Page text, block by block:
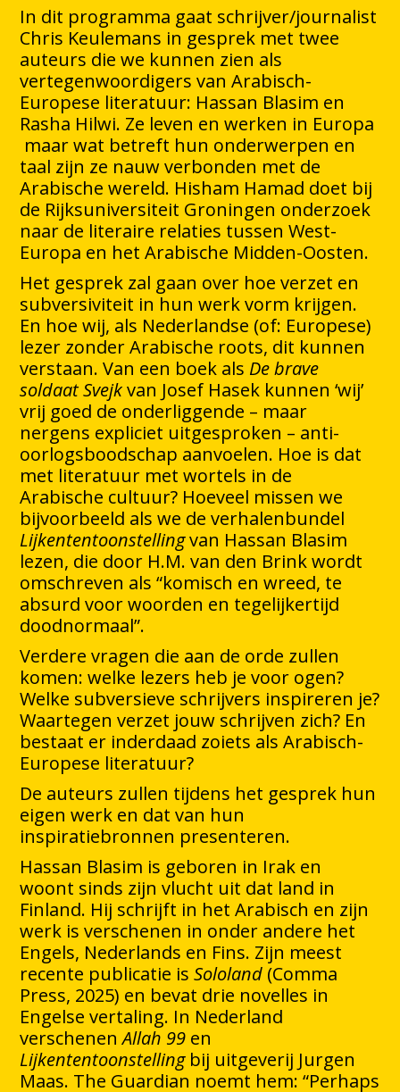
In dit programma gaat schrijver/journalist
Chris Keulemans in gesprek met twee
auteurs die we kunnen zien als
vertegenwoordigers van Arabisch-
Europese literatuur: Hassan Blasim en
Rasha Hilwi. Ze leven en werken in Europa
maar wat betreft hun onderwerpen en
taal zijn ze nauw verbonden met de
Arabische wereld. Hisham Hamad doet bij
de Rijksuniversiteit Groningen onderzoek
naar de literaire relaties tussen West-
Europa en het Arabische Midden-Oosten.
Het gesprek zal gaan over hoe verzet en
subversiviteit in hun werk vorm krijgen.
En hoe wij, als Nederlandse (of: Europese)
lezer zonder Arabische roots, dit kunnen
verstaan. Van een boek als De brave
soldaat Svejkvan Josef Hasek kunnen ‘wij’
vrij goed de onderliggende – maar
nergens expliciet uitgesproken – anti-
oorlogsboodschap aanvoelen. Hoe is dat
met literatuur met wortels in de
Arabische cultuur? Hoeveel missen we
bijvoorbeeld als we de verhalenbundel
Lijkententoonstellingvan Hassan Blasim
lezen, die door H.M. van den Brink wordt
omschreven als “komisch en wreed, te
absurd voor woorden en tegelijkertijd
doodnormaal”.
Verdere vragen die aan de orde zullen
komen: welke lezers heb je voor ogen?
Welke subversieve schrijvers inspireren je?
Waartegen verzet jouw schrijven zich? En
bestaat er inderdaad zoiets als Arabisch-
Europese literatuur?
De auteurs zullen tijdens het gesprek hun
eigen werk en dat van hun
inspiratiebronnen presenteren.
Hassan Blasim is geboren in Irak en
woont sinds zijn vlucht uit dat land in
Finland. Hij schrijft in het Arabisch en zijn
werk is verschenen in onder andere het
Engels, Nederlands en Fins. Zijn meest
recente publicatie isSololand (Comma
Press, 2025) en bevat drie novelles in
Engelse vertaling. In Nederland
verschenenAllah 99 en
Lijkententoonstellingbij uitgeverij Jurgen
Maas. The Guardian noemt hem: “Perhaps